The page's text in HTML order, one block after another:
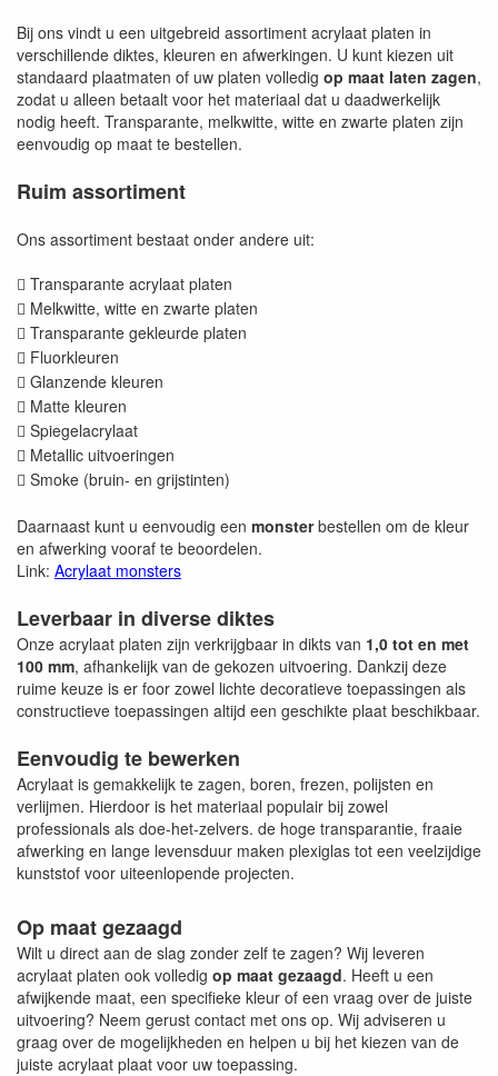
Bij ons vindt u een uitgebreid assortiment acrylaat platen in
verschillende diktes, kleuren en afwerkingen. U kunt kiezen uit
standaard plaatmaten of uw platen volledig op maat laten zagen,
zodat u alleen betaalt voor het materiaal dat u daadwerkelijk
nodig heeft. Transparante, melkwitte, witte en zwarte platen zijn
eenvoudig op maat te bestellen.
Ruim assortiment
Ons assortiment bestaat onder andere uit:
 Transparante acrylaat platen
 Melkwitte, witte en zwarte platen
 Transparante gekleurde platen
 Fluorkleuren
 Glanzende kleuren
 Matte kleuren
 Spiegelacrylaat
 Metallic uitvoeringen
 Smoke (bruin- en grijstinten)
Daarnaast kunt u eenvoudig een monsterbestellen om de kleur
en afwerking vooraf te beoordelen.
Link: Acrylaat monsters
Leverbaar in diverse diktes
Onze acrylaat platen zijn verkrijgbaar in dikts van 1,0 tot en met
100 mm, afhankelijk van de gekozen uitvoering. Dankzij deze
ruime keuze is er foor zowel lichte decoratieve toepassingen als
constructieve toepassingen altijd een geschikte plaat beschikbaar.
Eenvoudig te bewerken
Acrylaat is gemakkelijk te zagen, boren, frezen, polijsten en
verlijmen. Hierdoor is het materiaal populair bij zowel
professionals als doe-het-zelvers. de hoge transparantie, fraaie
afwerking en lange levensduur maken plexiglas tot een veelzijdige
kunststof voor uiteenlopende projecten.
Op maat gezaagd
Wilt u direct aan de slag zonder zelf te zagen? Wij leveren
acrylaat platen ook volledig op maat gezaagd. Heeft u een
afwijkende maat, een specifieke kleur of een vraag over de juiste
uitvoering? Neem gerust contact met ons op. Wij adviseren u
graag over de mogelijkheden en helpen u bij het kiezen van de
juiste acrylaat plaat voor uw toepassing.